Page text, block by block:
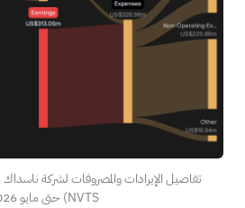
تفاصيل الإيرادات والمصروفات لشركة
NVTS) حتى مايو 2026